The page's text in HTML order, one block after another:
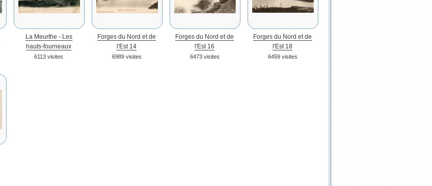
La Meurthe - Les
hauts-fourneaux
6113 visites
Forges du Nord et de
l'Est 14
6989 visites
Forges du Nord et de
l'Est 16
6473 visites
Forges du Nord et de
l'Est 18
6459 visites